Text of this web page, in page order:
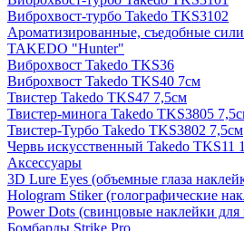
Виброхвост-турбо Takedo TKS3102
Ароматизированные, съедобные
TAKEDO "Hunter"
Виброхвост Takedo TKS36
Виброхвост Takedo TKS40 7см
Твистер Takedo TKS47 7,5см
Твистер-минога Takedo TKS3805
Твистер-Турбо Takedo TKS3802 7,5см
Червь искусственный Takedo TKS11
Аксессуары
3D Lure Eyes (объемные глаза
Hologram Stiker (голографические
Power Dots (свинцовые наклейки
Бомбарды Strike Pro